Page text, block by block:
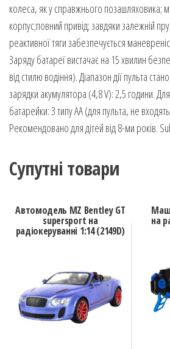
колеса, як у справжнього позашляховика;
корпус;повний привід; завдяки залежній
реактивної тяги забезпечується
Заряду батареї вистачає на 15 хвилин
від стилю водіння). Діапазон дії пульта
зарядки акумулятора (4,8 V): 2,5 години.
батарейки: 3 типу АА (для пульта, не
Рекомендовано для дітей від 8-ми років.
Супутні товари
Автомодель MZ Bentley GT
supersport на
радіокеруванні 1:14 (2149D)
на